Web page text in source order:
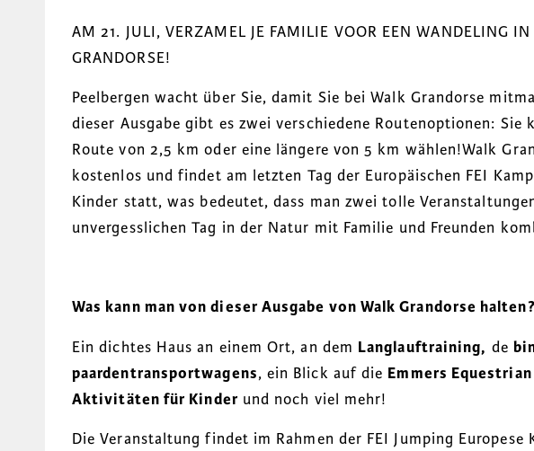
AM 21. JULI, VERZAMEL JE FAMILIE VOOR EEN WANDELING IN
GRANDORSE!
Peelbergen wacht über Sie, damit Sie bei Walk Grandorse
dieser Ausgabe gibt es zwei verschiedene Routenoptionen: Sie
Route von 2,5 km oder eine längere von 5 km wählen!Walk
kostenlos und findet am letzten Tag der Europäischen FEI
Kinder statt, was bedeutet, dass man zwei tolle
unvergesslichen Tag in der Natur mit Familie und Freunden
Was kann man von dieser Ausgabe von Walk Grandorse halten?
Ein dichtes Haus an einem Ort, an dem Langlauftraining, de
paardentransportwagens, ein Blick auf die Emmers
Aktivitäten für Kinderund noch viel mehr!
Die Veranstaltung findet im Rahmen der FEI Jumping Europese